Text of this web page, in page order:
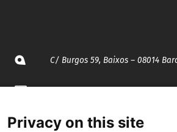
C/ Burgos 59, Baixos – 08014
935 120 481
Privacy on this site